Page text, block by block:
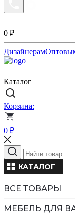
0 ₽
Дизайнерам
Каталог
Корзина:
0 ₽
КАТАЛОГ
ВСЕ ТОВАРЫ
МЕБЕЛЬ ДЛЯ